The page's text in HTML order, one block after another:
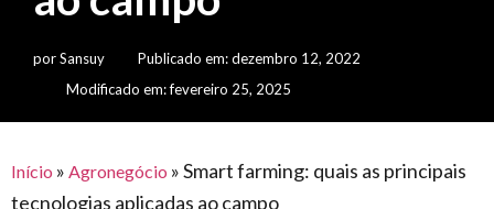
materiais
gratuitos
premiações
para
de
feira
visual
offshore
civil
Transporte
e logística
armazenagem
lonas
vida
porSansuy Publicado em:dezembro 12, 2022
Modificado em: fevereiro 25, 2025
Início » Agronegócio »Smart farming: quais as principais
tecnologias aplicadas ao campo